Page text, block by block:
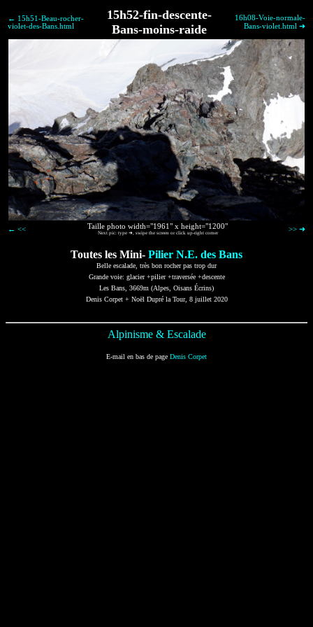
← 15h51-Beau-rocher-
violet-des-Bans.html
15h52-fin-descente-
Bans-moins-raide
16h08-Voie-normale-
Bans-violet.html ➜
← << Taille photo width="1961" x height="1200"
Next pic: type ➜, swipe the screen or click up-right corner >> ➜
Toutes les Mini- Pilier N.E. des Bans
Belle escalade, très bon rocher pas trop dur
Grande voie: glacier +pilier +traversée +descente
Les Bans, 3669m (Alpes, Oisans Écrins)
Denis Corpet + Noël Dupré la Tour, 8 juillet 2020
Alpinisme & Escalade
E-mail en bas de page Denis Corpet